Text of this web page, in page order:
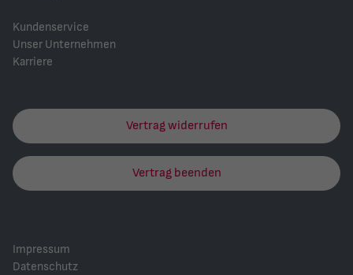
Kundenservice
Unser Unternehmen
Karriere
Vertrag widerrufen
Vertrag beenden
Impressum
Datenschutz